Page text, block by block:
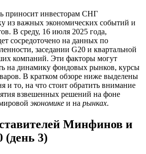
приносит инвесторам СНГ
из важных экономических событий и
В среду, 16 июля 2025 года,
сосредоточено на данных по
заседании G20 и квартальной
компаний. Эти факторы могут
на динамику фондовых рынков, курсы
В кратком обзоре ниже выделены
и то, на что стоит обратить внимание
взвешенных решений на фоне
экономике и на рынках.
Минфинов и
(день 3)